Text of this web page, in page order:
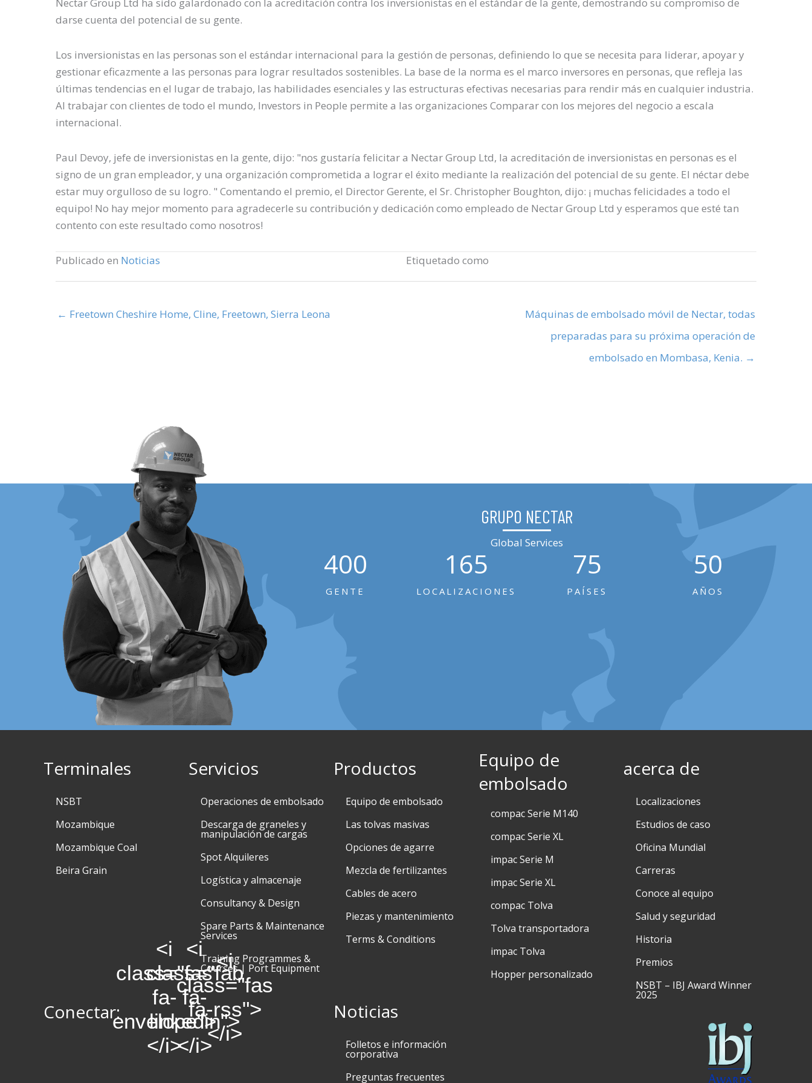
darse cuenta del potencial de su gente.
Los inversionistas en las personas son el estándar internacional para la gestión de personas, definiendo lo que se necesita para liderar, apoyar y
gestionar eficazmente a las personas para lograr resultados sostenibles. La base de la norma es el marco inversores en personas, que refleja las
últimas tendencias en el lugar de trabajo, las habilidades esenciales y las estructuras efectivas necesarias para rendir más en cualquier industria.
Al trabajar con clientes de todo el mundo, Investors in People permite a las organizaciones Comparar con los mejores del negocio a escala
internacional.
Paul Devoy, jefe de inversionistas en la gente, dijo: "nos gustaría felicitar a Nectar Group Ltd, la acreditación de inversionistas en personas es el
signo de un gran empleador, y una organización comprometida a lograr el éxito mediante la realización del potencial de su gente. El néctar debe
estar muy orgulloso de su logro. " Comentando el premio, el Director Gerente, el Sr. Christopher Boughton, dijo: ¡ muchas felicidades a todo el
equipo! No hay mejor momento para agradecerle su contribución y dedicación como empleado de Nectar Group Ltd y esperamos que esté tan
contento con este resultado como nosotros!
Publicado en Noticias Etiquetado como
← Freetown Cheshire Home, Cline, Freetown, Sierra Leona
Máquinas de embolsado móvil de Nectar, todas
preparadas para su próxima operación de
embolsado en Mombasa, Kenia. →
GRUPO NECTAR
Global Services
400
GENTE
165
LOCALIZACIONES
75
PAÍSES
50
AÑOS
Terminales
NSBT
Mozambique
Mozambique Coal
Beira Grain
Servicios
Operaciones de embolsado
Descarga de graneles y
manipulación de cargas
Spot Alquileres
Logística y almacenaje
Consultancy & Design
Spare Parts & Maintenance
Services
Training Programmes &
Courses | Port Equipment
Productos
Equipo de embolsado
Las tolvas masivas
Opciones de agarre
Mezcla de fertilizantes
Cables de acero
Piezas y mantenimiento
Terms & Conditions
Conectar:
<i
class="fas
fa-
envelope">
</i>
<i
class="fab
fa-
linkedin">
</i>
<i
class="fas
fa-rss">
</i>
Noticias
Folletos e información
corporativa
Preguntas frecuentes
Equipo de
embolsado
compac Serie M140
compac Serie XL
impac Serie M
impac Serie XL
compac Tolva
Tolva transportadora
impac Tolva
Hopper personalizado
acerca de
Localizaciones
Estudios de caso
Oficina Mundial
Carreras
Conoce al equipo
Salud y seguridad
Historia
Premios
NSBT – IBJ Award Winner
2025